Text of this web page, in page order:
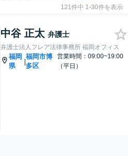
121件中 1-30件を表示
中谷 正太 弁護士
弁護士法人フレア法律事務所 福岡オフィス
福岡
県
|
福岡市博
多区
営業時間：09:00~19:00
（平日）